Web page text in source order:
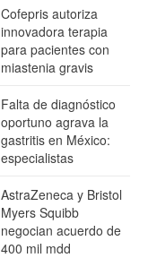
Cofepris autoriza
innovadora terapia
para pacientes con
miastenia gravis
Falta de diagnóstico
oportuno agrava la
gastritis en México:
especialistas
AstraZeneca y Bristol
Myers Squibb
negocian acuerdo de
400 mil mdd